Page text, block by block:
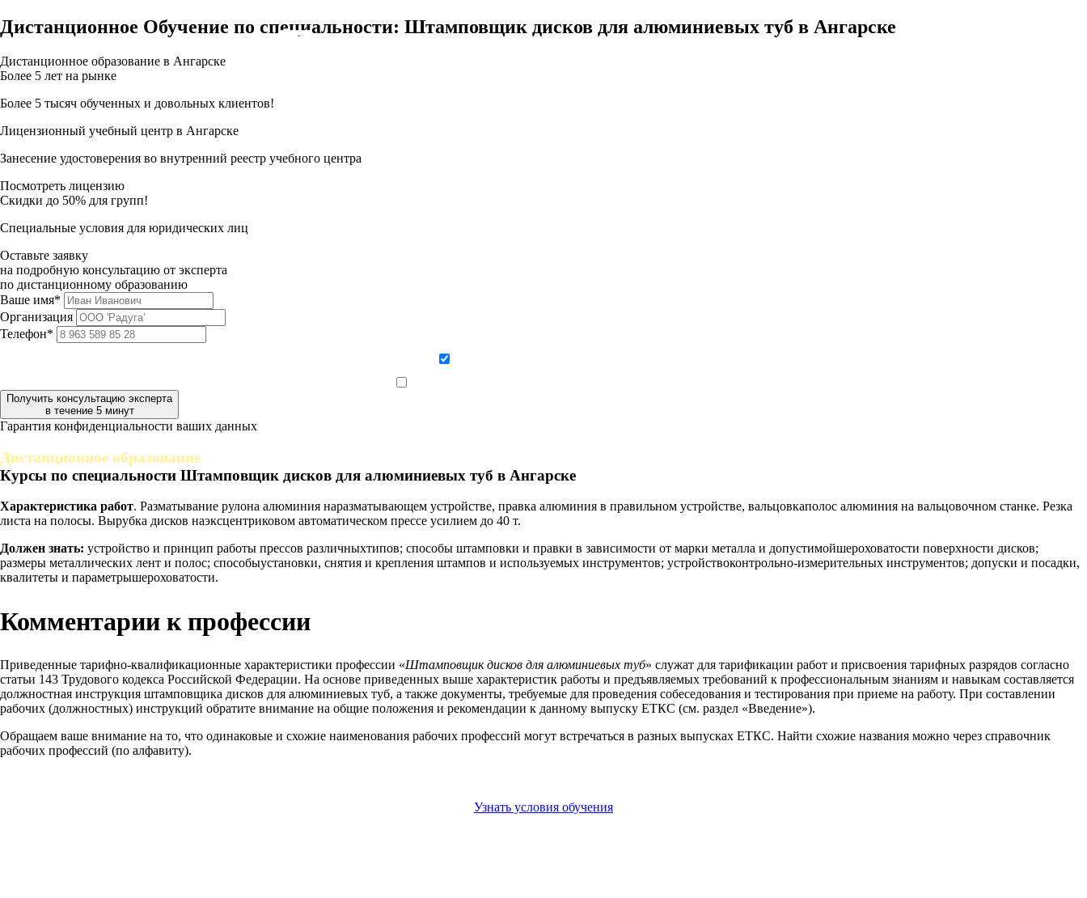
Дистанционное Обучение по специальности: Штамповщик дисков для алюминиевых туб в Ангарске
Дистанционное образование в Ангарске
Более 5 лет на рынке
Более 5 тысяч обученных и довольных клиентов!
Лицензионный учебный центр в Ангарске
Занесение удостоверения во внутренний реестр учебного центра
Посмотреть лицензию
Скидки до 50% для групп!
Специальные условия для юридических лиц
Оставьте заявку
на подробную консультацию от эксперта
по дистанционному образованию
Ваше имя*
Организация
Телефон*
Получить консультацию эксперта
в течение 5 минут
Гарантия конфиденциальности ваших данных
Дистанционное образование
Курсы по специальности Штамповщик дисков для алюминиевых туб в Ангарске
Характеристика работ. Разматывание рулона алюминия наразматывающем устройстве, правка алюминия в правильном устройстве, вальцовкаполос алюминия на вальцовочном станке. Резка
листа на полосы. Вырубка дисков наэксцентриковом автоматическом прессе усилием до 40 т.
Должен знать: устройство и принцип работы прессов различныхтипов; способы штамповки и правки в зависимости от марки металла и допустимойшероховатости поверхности дисков;
размеры металлических лент и полос; способыустановки, снятия и крепления штампов и используемых инструментов; устройствоконтрольно-измерительных инструментов; допуски и посадки,
квалитеты и параметрышероховатости.
Комментарии к профессии
Приведенные тарифно-квалификационные характеристики профессии «Штамповщик дисков для алюминиевых туб» служат для тарификации работ и присвоения тарифных разрядов согласно
статьи 143 Трудового кодекса Российской Федерации. На основе приведенных выше характеристик работы и предъявляемых требований к профессиональным знаниям и навыкам составляется
должностная инструкция штамповщика дисков для алюминиевых туб, а также документы, требуемые для проведения собеседования и тестирования при приеме на работу. При составлении
рабочих (должностных) инструкций обратите внимание на общие положения и рекомендации к данному выпуску ЕТКС (см. раздел «Введение»).
Обращаем ваше внимание на то, что одинаковые и схожие наименования рабочих профессий могут встречаться в разных выпусках ЕТКС. Найти схожие названия можно через справочник
рабочих профессий (по алфавиту).
Узнать условия обучения